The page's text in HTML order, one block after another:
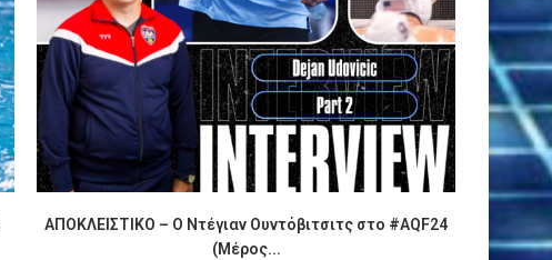
ΑΠΟΚΛΕΙΣΤΙΚΟ – Ο Ντέγιαν Ουντόβιτσιτς στο #AQF24
(Μέρος...
Πόλο,